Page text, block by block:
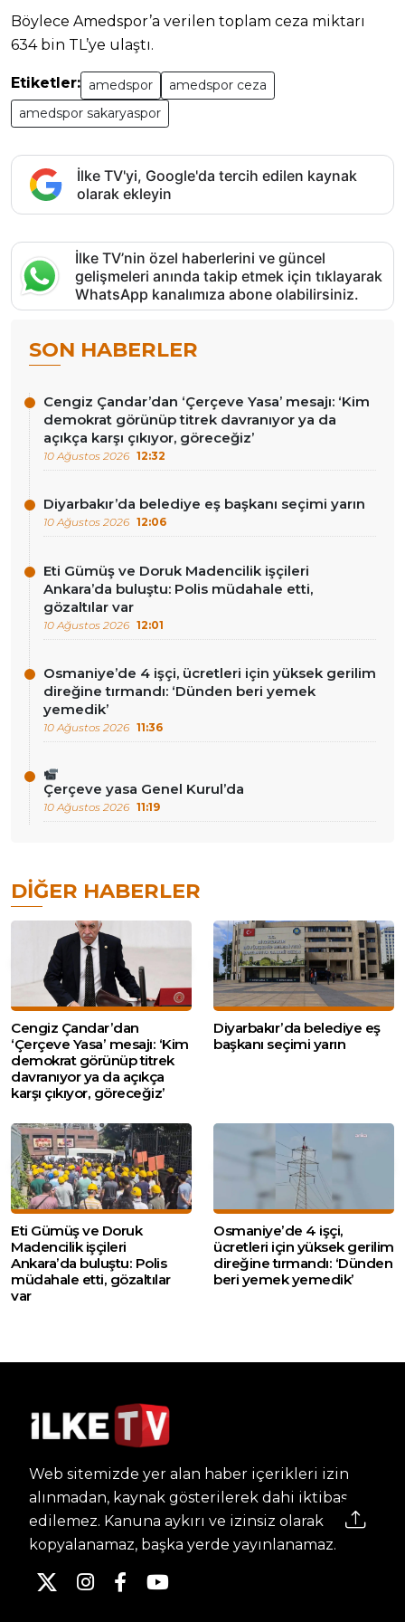
Böylece Amedspor’a verilen toplam ceza miktarı
634 bin TL’ye ulaştı.
Etiketler: amedspor
amedspor ceza
amedspor sakaryaspor
İlke TV'yi, Google'da tercih edilen kaynak
olarak ekleyin
İlke TV’nin özel haberlerini ve güncel
gelişmeleri anında takip etmek için tıklayarak
WhatsApp kanalımıza abone olabilirsiniz.
SON HABERLER
Cengiz Çandar’dan ‘Çerçeve Yasa’ mesajı: ‘Kim
demokrat görünüp titrek davranıyor ya da
açıkça karşı çıkıyor, göreceğiz’
10 Ağustos 2026 12:32
Diyarbakır’da belediye eş başkanı seçimi yarın
10 Ağustos 2026 12:06
Eti Gümüş ve Doruk Madencilik işçileri
Ankara’da buluştu: Polis müdahale etti,
gözaltılar var
10 Ağustos 2026 12:01
Osmaniye’de 4 işçi, ücretleri için yüksek gerilim
direğine tırmandı: ‘Dünden beri yemek
yemedik’
10 Ağustos 2026 11:36
Çerçeve yasa Genel Kurul’da
10 Ağustos 2026 11:19
DIĞER HABERLER
Cengiz Çandar’dan
‘Çerçeve Yasa’ mesajı: ‘Kim
demokrat görünüp titrek
davranıyor ya da açıkça
karşı çıkıyor, göreceğiz’
Diyarbakır’da belediye eş
başkanı seçimi yarın
Eti Gümüş ve Doruk
Madencilik işçileri
Ankara’da buluştu: Polis
müdahale etti, gözaltılar
var
Osmaniye’de 4 işçi,
ücretleri için yüksek gerilim
direğine tırmandı: ‘Dünden
beri yemek yemedik’
Web sitemizde yer alan haber içerikleri izin
alınmadan, kaynak gösterilerek dahi iktibas
edilemez. Kanuna aykırı ve izinsiz olarak
kopyalanamaz, başka yerde yayınlanamaz.